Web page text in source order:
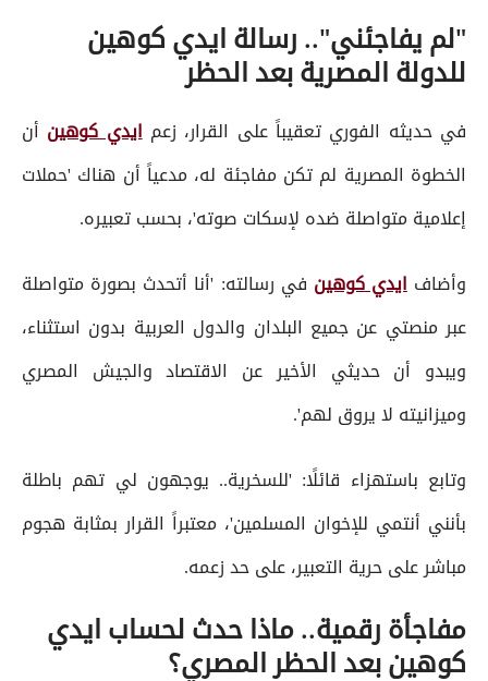
"لم يفاجئني".. رسالة ايدي كوهين
للدولة المصرية بعد الحظر
في حديثه الفوري تعقيباً على القرار، زعمايدي كوهين أن
الخطوة المصرية لم تكن مفاجئة له، مدعياً أن هناك 'حملات
إعلامية متواصلة ضده لإسكات صوته'، بحسب تعبيره.
وأضافايدي كوهين في رسالته: 'أنا أتحدث بصورة متواصلة
عبر منصتي عن جميع البلدان والدول العربية بدون استثناء،
ويبدو أن حديثي الأخير عن الاقتصاد والجيش المصري
وميزانيته لا يروق لهم'.
وتابع باستهزاء قائلًا: 'للسخرية.. يوجهون لي تهم باطلة
بأنني أنتمي للإخوان المسلمين'، معتبراً القرار بمثابة هجوم
مباشر على حرية التعبير، على حد زعمه.
مفاجأة رقمية.. ماذا حدث لحساب ايدي
كوهين بعد الحظر المصري؟